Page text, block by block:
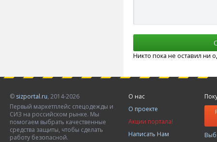
Никто пока не оставил ни
© sizportal.ru, 2014-2026
Первый маркетплейс спецодежды и
СИЗ на российском рынке. Мы
помогаем выбрать качественные
средства защиты, чтобы сделать
работу безопасной.
О нас
О проекте
Акции портала!
Написать Нам